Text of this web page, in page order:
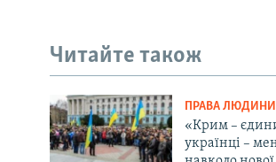
Читайте також
ПРАВА ЛЮДИНИ
«Крим –
українці –